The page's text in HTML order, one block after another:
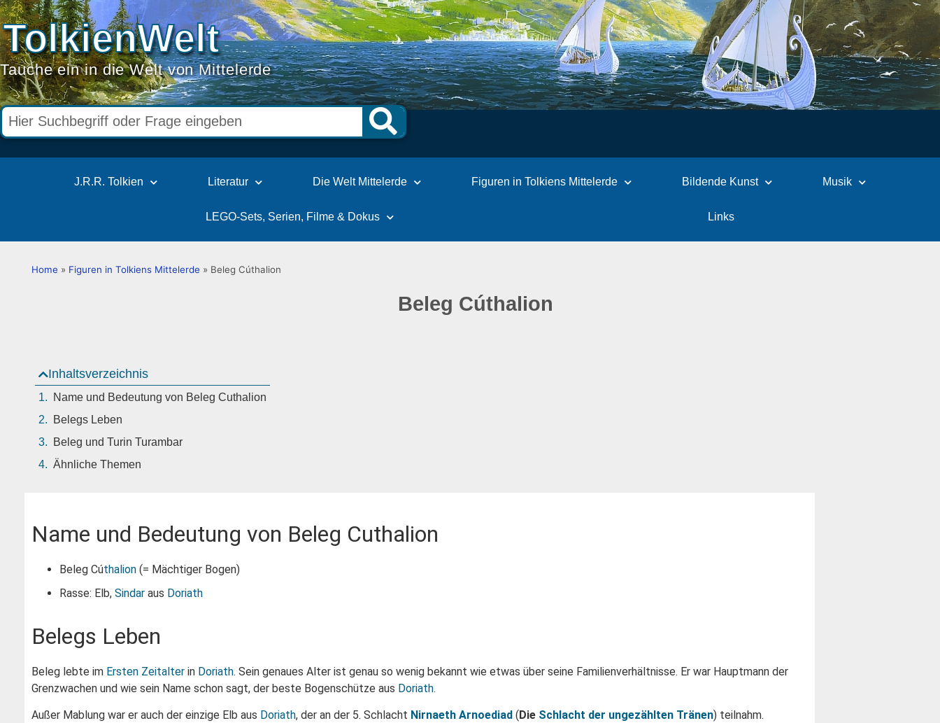
TolkienWelt
Tauche ein in die Welt von Mittelerde
J.R.R. Tolkien Literatur Die Welt Mittelerde Figuren in Tolkiens Mittelerde Bildende Kunst Musik
LEGO-Sets, Serien, Filme & Dokus Links
Home » Figuren in Tolkiens Mittelerde » Beleg Cúthalion
Beleg Cúthalion
Inhaltsverzeichnis
Name und Bedeutung von Beleg Cuthalion
Belegs Leben
Beleg und Turin Turambar
Ähnliche Themen
Name und Bedeutung von Beleg Cuthalion
Beleg Cúthalion (= Mächtiger Bogen)
Rasse: Elb, Sindar aus Doriath
Belegs Leben
Beleg lebte im Ersten Zeitalter in Doriath. Sein genaues Alter ist genau so wenig bekannt wie etwas über seine Familienverhältnisse. Er war Hauptmann der
Grenzwachen und wie sein Name schon sagt, der beste Bogenschütze aus Doriath.
Außer Mablung war er auch der einzige Elb aus Doriath, der an der 5. Schlacht Nirnaeth Arnoediad ( Die Schlacht der ungezählten Tränen) teilnahm.